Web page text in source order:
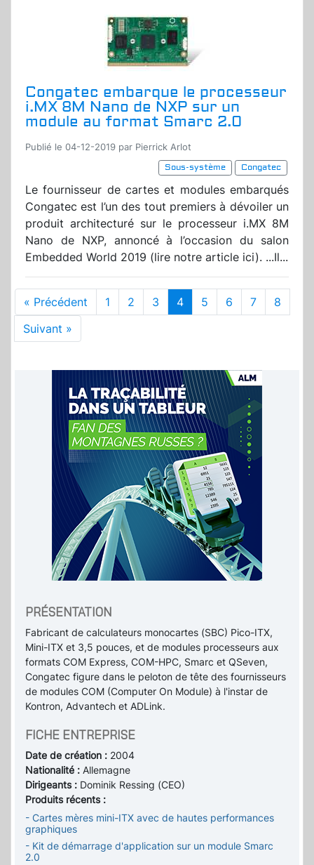
Congatec embarque le processeur
i.MX 8M Nano de NXP sur un
module au format Smarc 2.0
Publié le 04-12-2019 par Pierrick Arlot
Sous-système
Congatec
Le fournisseur de cartes et modules embarqués
Congatec est l’un des tout premiers à dévoiler un
produit architecturé sur le processeur i.MX 8M
Nano de NXP, annoncé à l’occasion du salon
Embedded World 2019 (lire notre article ici). ...Il...
« Précédent 1 2 3 4 5 6 7
8
Suivant »
PRÉSENTATION
Fabricant de calculateurs monocartes (SBC) Pico-ITX,
Mini-ITX et 3,5 pouces, et de modules processeurs aux
formats COM Express, COM-HPC, Smarc et QSeven,
Congatec figure dans le peloton de tête des fournisseurs
de modules COM (Computer On Module) à l'instar de
Kontron, Advantech et ADLink.
FICHE ENTREPRISE
Date de création : 2004
Nationalité : Allemagne
Dirigeants : Dominik Ressing (CEO)
Produits récents :
- Cartes mères mini-ITX avec de hautes performances
graphiques
- Kit de démarrage d'application sur un module Smarc
2.0